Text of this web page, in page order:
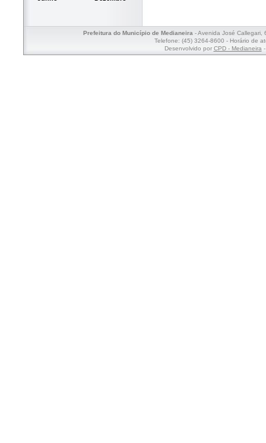
Prefeitura do Município de Medianeira- Avenida José Callegari,
Telefone: (45) 3264-8600 - Horário de
Desenvolvido por CPD - Medianeira-